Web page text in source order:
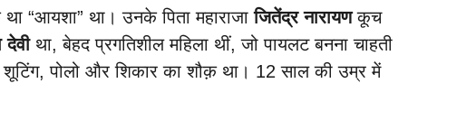
“आयशा” था। उनके पिता महाराजाजितेंद्र नारायणकूच
देवीथा, बेहद प्रगतिशील महिला थीं, जो पायलट बनना चाहती
शूटिंग, पोलो और शिकार का शौक़ था। 12 साल की उम्र में